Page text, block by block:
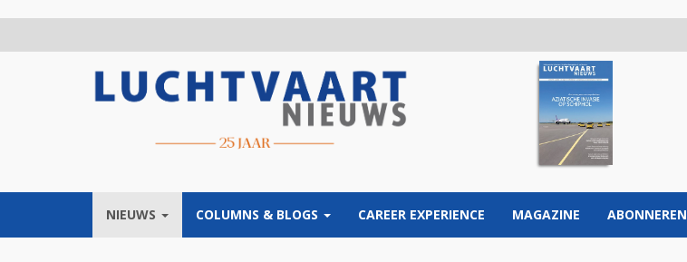
NIEUWS COLUMNS & BLOGS CAREER EXPERIENCE MAGAZINE ABONNEREN